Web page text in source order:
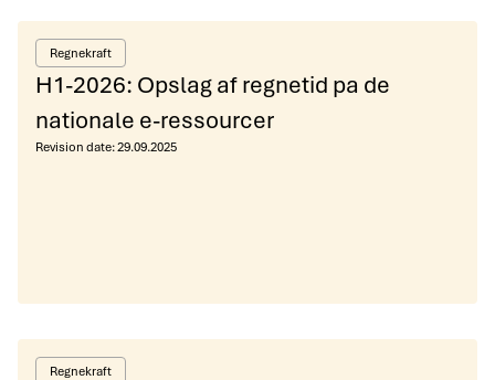
Regnekraft
H1-2026: Opslag af regnetid pa de
nationale e-ressourcer
Revision date:29.09.2025
Regnekraft